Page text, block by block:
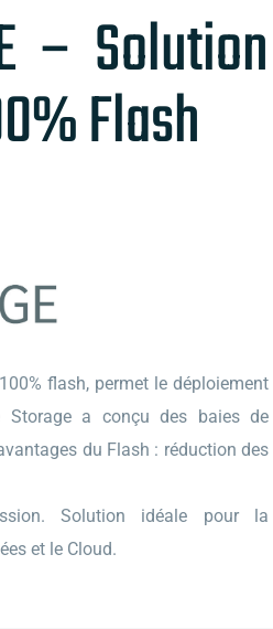
– Solution
Flash
flash, permet le déploiement
Storage a conçu des baies de
du Flash : réduction des
Solution idéale pour la
et le Cloud.